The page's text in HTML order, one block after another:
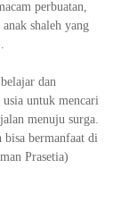
perbuatan,
shaleh yang
dan
usia untuk mencari
menuju surga.
bisa bermanfaat di
Prasetia)